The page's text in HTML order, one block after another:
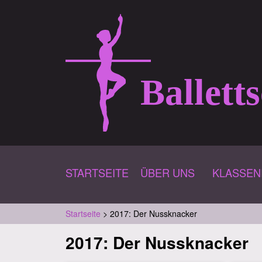
STARTSEITE ÜBER UNS
Sie
sind
Startseite > 2017: Der Nussknacker
2017: Der Nussknacker